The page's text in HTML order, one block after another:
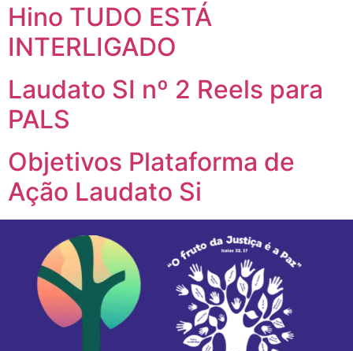
Hino TUDO ESTÁ
INTERLIGADO
Laudato SI nº 2 Reels para
PALS
Objetivos Plataforma de
Ação Laudato Si